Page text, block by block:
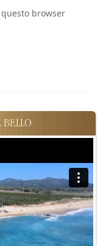
browser